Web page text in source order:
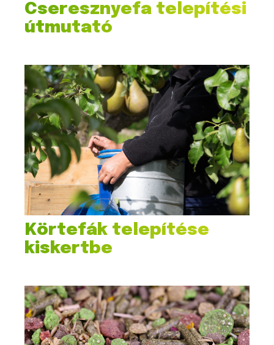
Cseresznyefa telepítési
útmutató
Körtefák telepítése
kiskertbe